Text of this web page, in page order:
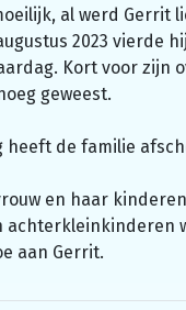
al werd Gerrit
2023 vierde
Kort voor zijn
geweest.
heeft de familie
en haar
achterkleinkinderen
aan Gerrit.